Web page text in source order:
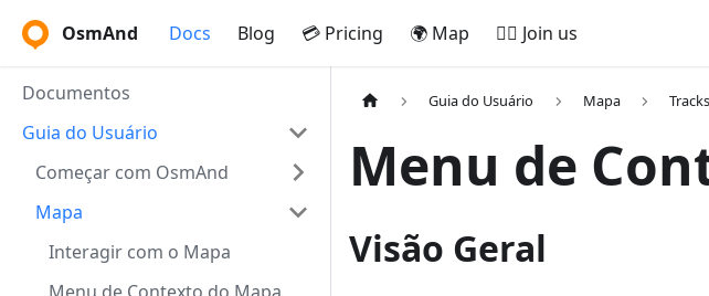
OsmAnd Docs Blog 💳 Pricing 🌍 Map 🚵‍♂️ Join us
Documentos
Guia do Usuário
Começar com OsmAnd
Mapa
Interagir com o Mapa
Guia do Usuário Mapa Tracks
Menu de
Visão Geral